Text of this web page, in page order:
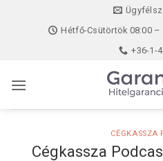
Hétfő-Csütörtök 08:00 –
+36-1-
CÉGKASSZA
Cégkassza